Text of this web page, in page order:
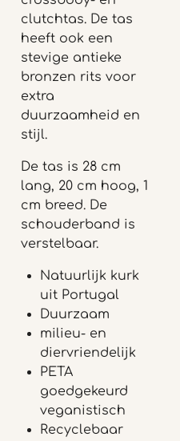
clutchtas. De tas
heeft ook een
stevige antieke
bronzen rits voor
extra
duurzaamheid en
stijl.
De tas is 28 cm
lang, 20 cm hoog, 1
cm breed. De
schouderband is
verstelbaar.
Natuurlijk kurk
uit Portugal
Duurzaam
milieu- en
diervriendelijk
PETA
goedgekeurd
veganistisch
Recyclebaar